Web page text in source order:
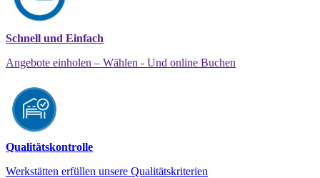
Schnell und Einfach
Angebote einholen – Wählen - Und online Buchen
Qualitätskontrolle
Werkstätten erfüllen unsere Qualitätskriterien